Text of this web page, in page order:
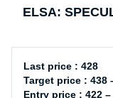
ELSA:
Last price : 428
Target price : 438
Entry price : 422 –